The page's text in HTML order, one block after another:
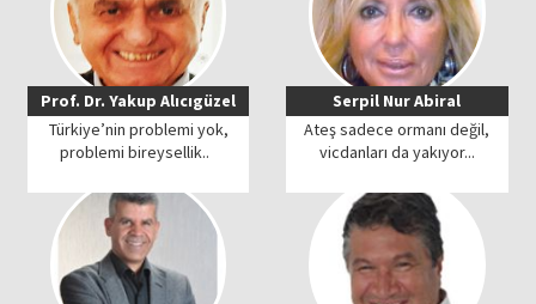
Prof. Dr. Yakup Alıcıgüzel
Türkiye’nin problemi yok,
problemi bireysellik..
Serpil Nur Abiral
Ateş sadece ormanı değil,
vicdanları da yakıyor...